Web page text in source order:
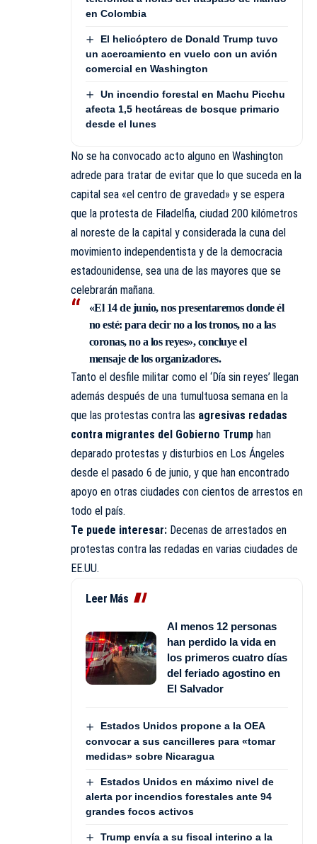
en Colombia
El helicóptero de Donald Trump tuvo
un acercamiento en vuelo con un avión
comercial en Washington
Un incendio forestal en Machu Picchu
afecta 1,5 hectáreas de bosque primario
desde el lunes
No se ha convocado acto alguno en Washington
adrede para tratar de evitar que lo que suceda en la
capital sea «el centro de gravedad» y se espera
que la protesta de Filadelfia, ciudad 200 kilómetros
al noreste de la capital y considerada la cuna del
movimiento independentista y de la democracia
estadounidense, sea una de las mayores que se
celebrarán mañana.
«El 14 de junio, nos presentaremos donde él
no esté: para decir no a los tronos, no a las
coronas, no a los reyes», concluye el
mensaje de los organizadores.
Tanto el desfile militar como el ‘Día sin reyes’ llegan
además después de una tumultuosa semana en la
que las protestas contra las agresivas redadas
contra migrantes del Gobierno Trump han
deparado protestas y disturbios en Los Ángeles
desde el pasado 6 de junio, y que han encontrado
apoyo en otras ciudades con cientos de arrestos en
todo el país.
Te puede interesar: Decenas de arrestados en
protestas contra las redadas en varias ciudades de
EE.UU.
Leer Más
Al menos 12 personas
han perdido la vida en
los primeros cuatro días
del feriado agostino en
El Salvador
Estados Unidos propone a la OEA
convocar a sus cancilleres para «tomar
medidas» sobre Nicaragua
Estados Unidos en máximo nivel de
alerta por incendios forestales ante 94
grandes focos activos
Trump envía a su fiscal interino a la